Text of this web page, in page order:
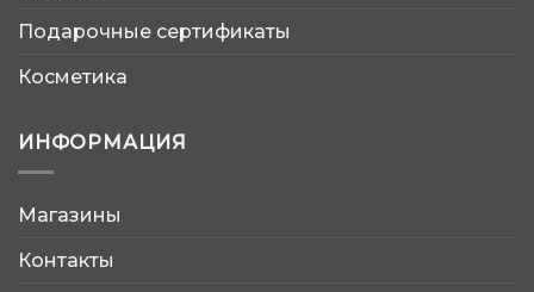
Подарочные сертификаты
Косметика
ИНФОРМАЦИЯ
Магазины
Контакты